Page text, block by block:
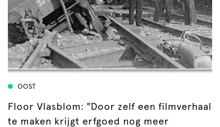
OOST
Floor Vlasblom: "Door zelf een filmverhaal
te maken krijgt erfgoed nog meer